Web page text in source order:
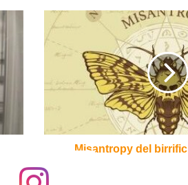
Misantropy
del
birrificio
Misantropy del